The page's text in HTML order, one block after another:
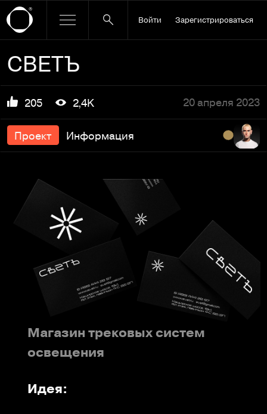
Войти Зарегистрироваться
СВЕТЪ
205 2,4K 20 апреля 2023
Проект Информация
Магазин трековых систем
освещения
Идея: